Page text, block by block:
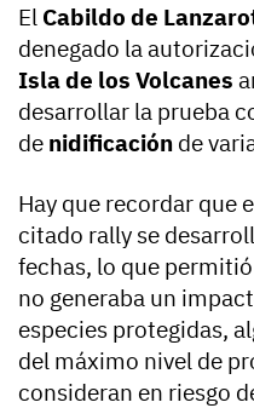
El Cabildo de
denegado la
Isla de los Volcanes
desarrollar la prueba
de nidificación de
Hay que recordar que
citado rally se
fechas, lo que
no generaba un
especies protegidas,
del máximo nivel de
consideran en riesgo